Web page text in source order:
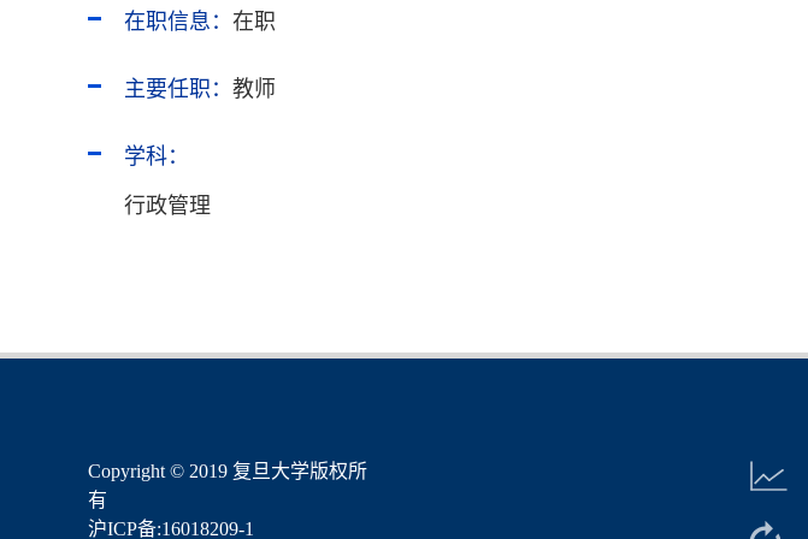
在职信息： 在职
主要任职： 教师
学科：
行政管理
​Copyright © 2019 复旦大学版权所
有
沪ICP备:16018209-1